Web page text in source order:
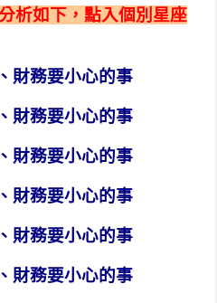
析如下，點入個別星座
財務要小心的事
財務要小心的事
財務要小心的事
財務要小心的事
財務要小心的事
財務要小心的事